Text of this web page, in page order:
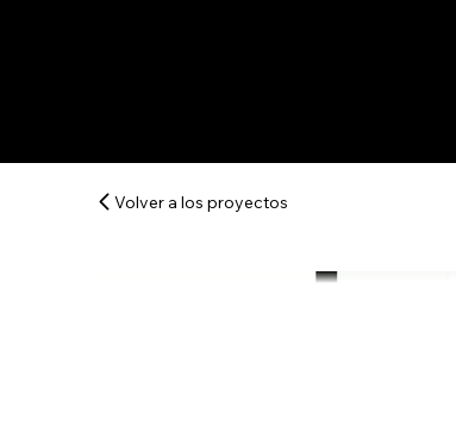
Volver a los proyectos